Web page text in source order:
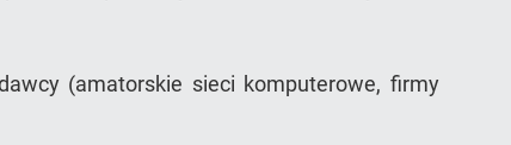
(amatorskie sieci komputerowe, firmy